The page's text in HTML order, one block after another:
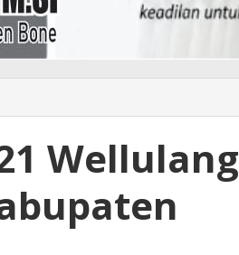
Wellulang